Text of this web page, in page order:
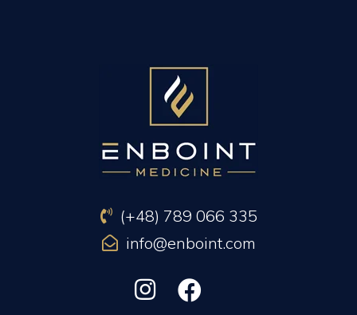
(+48) 789 066 335
info@enboint.com